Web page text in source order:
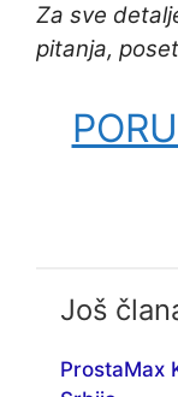
Za sve
pitanja,
Još
ProstaMax